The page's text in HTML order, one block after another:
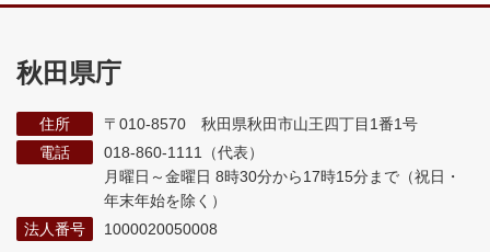
秋田県庁
住所
〒010-8570 秋田県秋田市山王四丁目1番1号
電話
018-860-1111（代表）
月曜日～金曜日 8時30分から17時15分まで （祝日・
年末年始を除く）
法人番号
1000020050008